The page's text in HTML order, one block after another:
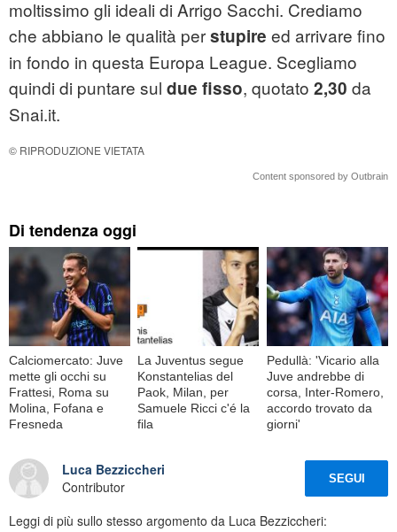
moltissimo gli ideali di Arrigo Sacchi. Crediamo
che abbiano le qualità perstupire ed arrivare fino
in fondo in questa Europa League. Scegliamo
quindi di puntare sul due fisso, quotato 2,30 da
Snai.it.
© RIPRODUZIONE VIETATA
Content sponsored by Outbrain
Di tendenza oggi
Calciomercato: Juve
mette gli occhi su
Frattesi, Roma su
Molina, Fofana e
Fresneda
La Juventus segue
Konstantelias del
Paok, Milan, per
Samuele Ricci c'é la
fila
Pedullà: 'Vicario alla
Juve andrebbe di
corsa, Inter-Romero,
accordo trovato da
giorni'
Luca Bezziccheri
Contributor
SEGUI
Leggi di più sullo stesso argomento da Luca Bezziccheri: